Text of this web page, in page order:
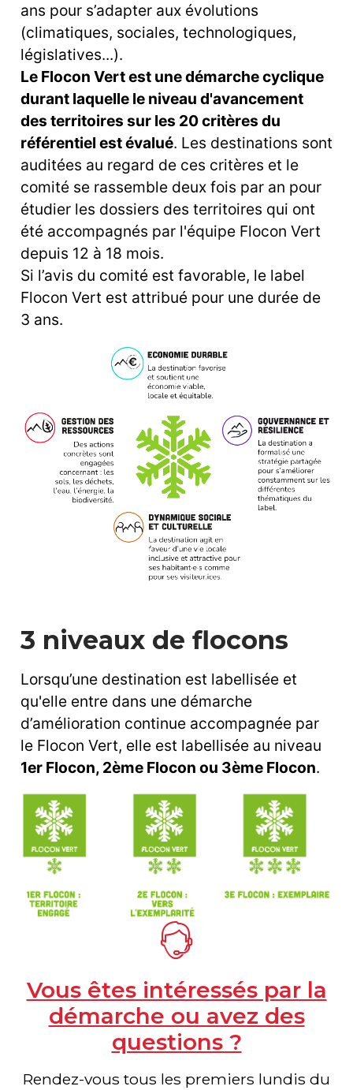
ans pour s’adapter aux évolutions
(climatiques, sociales, technologiques,
législatives...).
Le Flocon Vert est une démarche cyclique
durant laquelle le niveau d'avancement
des territoires sur les 20 critères du
référentiel est évalué. Les destinations sont
auditées au regard de ces critères et le
comité se rassemble deux fois par an pour
étudier les dossiers des territoires qui ont
été accompagnés par l'équipe Flocon Vert
depuis 12 à 18 mois.
Si l’avis du comité est favorable, le label
Flocon Vert est attribué pour une durée de
3 ans.
3 niveaux de flocons
Lorsqu’une destination est labellisée et
qu'elle entre dans une démarche
d’amélioration continue accompagnée par
le Flocon Vert, elle est labellisée au niveau
1er Flocon, 2ème Flocon ou 3ème Flocon.
Vous êtes intéressés par la
démarche ou avez des
questions ?
Rendez-vous tous les premiers lundis du